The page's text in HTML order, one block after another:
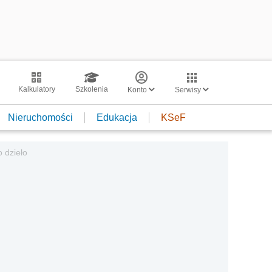
Kalkulatory Szkolenia Konto Serwisy
Nieruchomości Edukacja KSeF